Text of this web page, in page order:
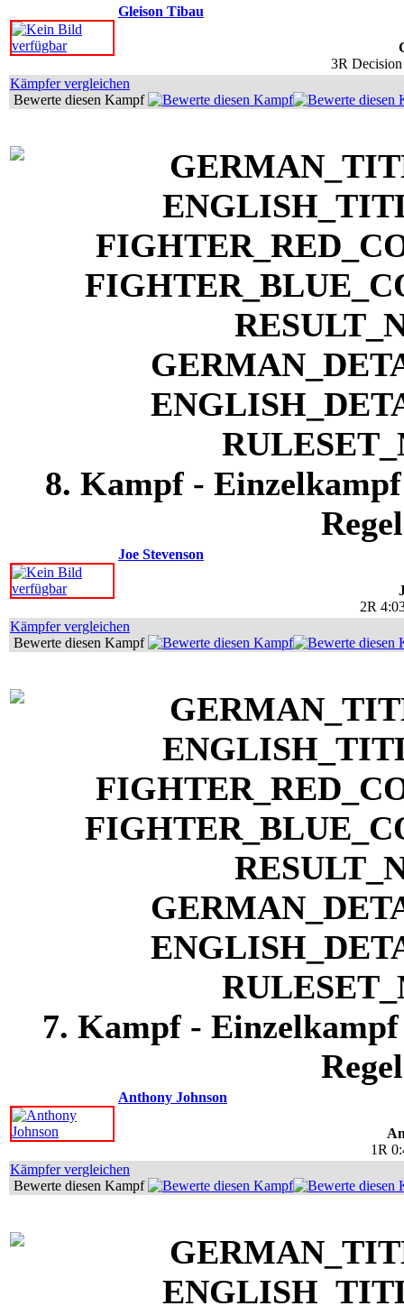
Gleison Tibau
3R
Kämpfer vergleichen
Bewerte diesen Kampf
8. Kampf -
Joe Stevenson
2R
Kämpfer vergleichen
Bewerte diesen Kampf
7. Kampf -
Anthony Johnson
1R
Kämpfer vergleichen
Bewerte diesen Kampf